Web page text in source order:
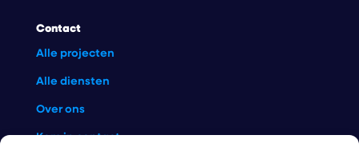
Contact
Alle projecten
Alle diensten
Over ons
Kom in contact